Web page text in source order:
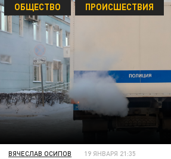
ОБЩЕСТВО ПРОИСШЕСТВИЯ
ВЯЧЕСЛАВ ОСИПОВ 19 ЯНВАРЯ 21:35